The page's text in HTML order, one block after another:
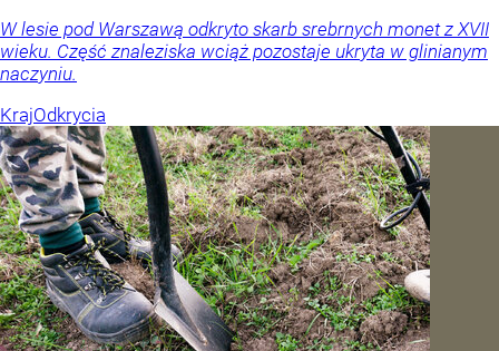
W lesie pod Warszawą odkryto skarb srebrnych monet z XVII
wieku. Część znaleziska wciąż pozostaje ukryta w glinianym
naczyniu.
KrajOdkrycia